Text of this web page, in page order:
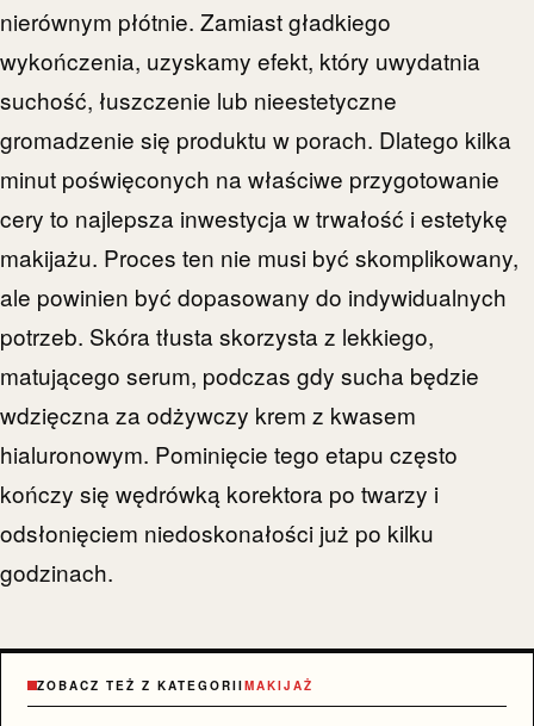
nierównym płótnie. Zamiast gładkiego
wykończenia, uzyskamy efekt, który uwydatnia
suchość, łuszczenie lub nieestetyczne
gromadzenie się produktu w porach. Dlatego kilka
minut poświęconych na właściwe przygotowanie
cery to najlepsza inwestycja w trwałość i estetykę
makijażu. Proces ten nie musi być skomplikowany,
ale powinien być dopasowany do indywidualnych
potrzeb. Skóra tłusta skorzysta z lekkiego,
matującego serum, podczas gdy sucha będzie
wdzięczna za odżywczy krem z kwasem
hialuronowym. Pominięcie tego etapu często
kończy się wędrówką korektora po twarzy i
odsłonięciem niedoskonałości już po kilku
godzinach.
ZOBACZ TEŻ Z KATEGORIIMAKIJAŻ